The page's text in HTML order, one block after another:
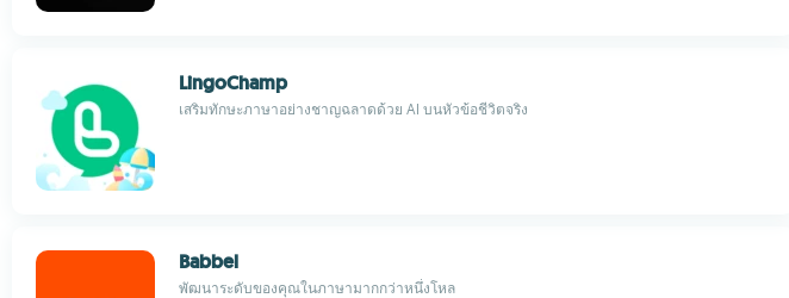
LingoChamp
เสริมทักษะภาษาอย่างชาญฉลาดด้วย AI บนหัวข้อชีวิตจริง
Babbel
พัฒนาระดับของคุณในภาษามากกว่าหนึ่งโหล